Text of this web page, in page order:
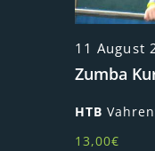
11 August
Zumba
HTB
13,00€